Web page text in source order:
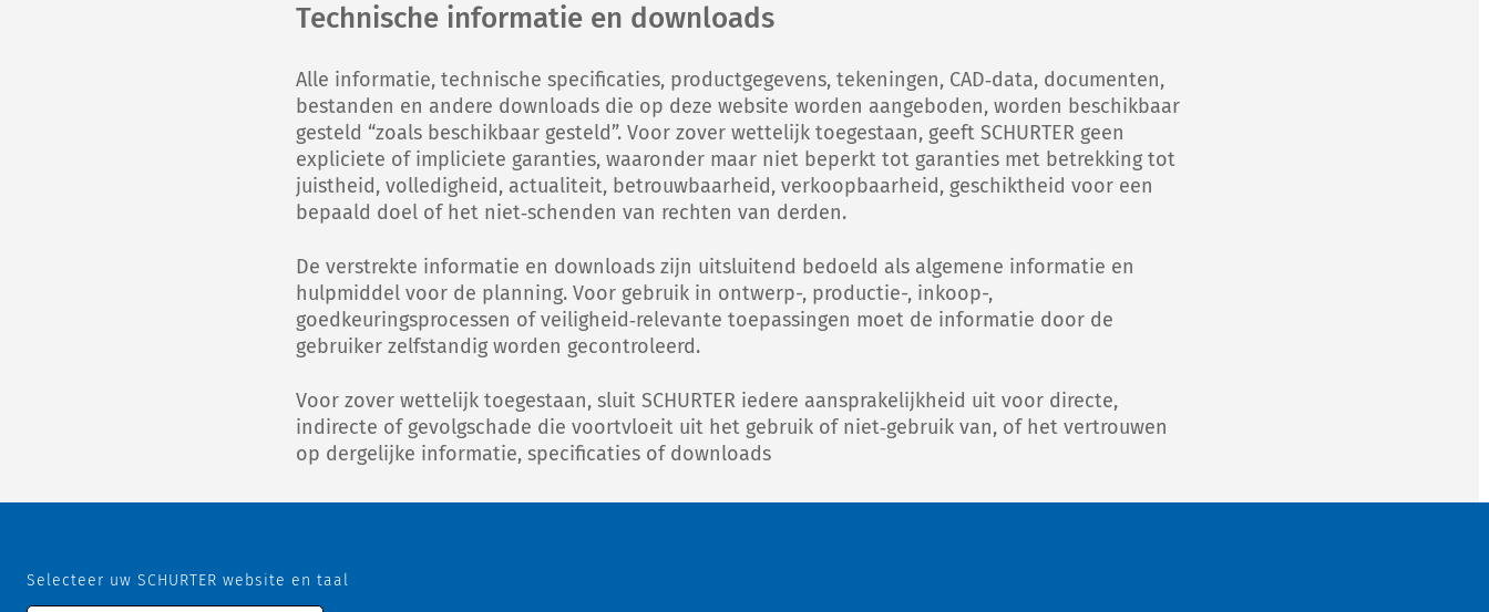
Technische informatie en downloads
Alle informatie, technische specificaties, productgegevens, tekeningen, CAD‑data, documenten,
bestanden en andere downloads die op deze website worden aangeboden, worden beschikbaar
gesteld “zoals beschikbaar gesteld”. Voor zover wettelijk toegestaan, geeft SCHURTER geen
expliciete of impliciete garanties, waaronder maar niet beperkt tot garanties met betrekking tot
juistheid, volledigheid, actualiteit, betrouwbaarheid, verkoopbaarheid, geschiktheid voor een
bepaald doel of het niet‑schenden van rechten van derden.
De verstrekte informatie en downloads zijn uitsluitend bedoeld als algemene informatie en
hulpmiddel voor de planning. Voor gebruik in ontwerp-, productie-, inkoop-,
goedkeuringsprocessen of veiligheid‑relevante toepassingen moet de informatie door de
gebruiker zelfstandig worden gecontroleerd.
Voor zover wettelijk toegestaan, sluit SCHURTER iedere aansprakelijkheid uit voor directe,
indirecte of gevolgschade die voortvloeit uit het gebruik of niet‑gebruik van, of het vertrouwen
op dergelijke informatie, specificaties of downloads
Selecteer uw SCHURTER website en taal